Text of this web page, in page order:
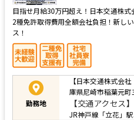
目指せ月給30万円超え！日本交通株式
2種免許取得費用全額会社負担！新し
ス！
勤務地
【日本交通株式会
庫県尼崎市稲葉元
【交通アクセス】
JR神戸線「立花」駅